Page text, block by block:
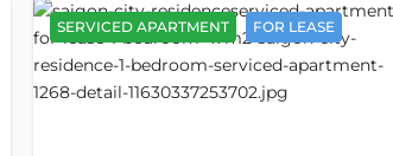
SERVICED APARTMENT FOR LEASE